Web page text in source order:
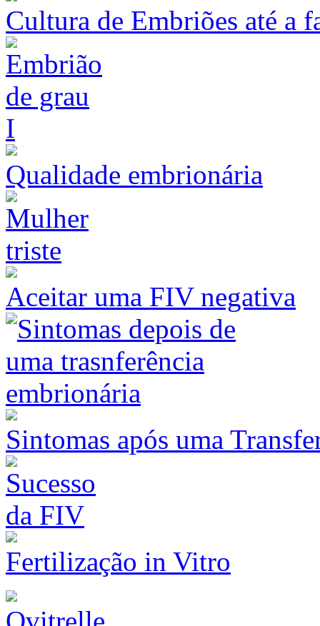
Cultura de Embriões até a
Qualidade embrionária
Aceitar uma FIV negativa
Sintomas após uma
Fertilização in Vitro